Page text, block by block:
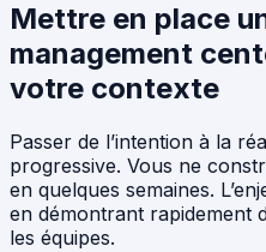
Mettre en place
management
votre contexte
Passer de l’intention à la
progressive. Vous ne
en quelques semaines.
en démontrant rapidement
les équipes.